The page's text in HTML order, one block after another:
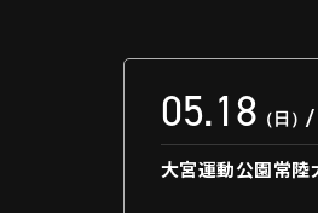
05.18 （日）
大宮運動公園常陸